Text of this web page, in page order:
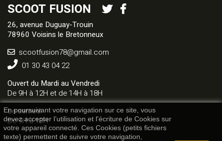
SCOOT FUSION
26, avenue Duguay-Trouin
78960 Voisins le Bretonneux
scootfusion78@gmail.com
01 30 43 04 22
Ouvert du Mardi au Vendredi
De 9H à 12H et de 14H à 18H
Le samedi
De 9H à 13H
En poursuivant votre navigation sur ce site, vous
devez accepter l’utilisation et l'écriture de Cookies sur
votre appareil connecté. Ces Cookies (petits fichiers
texte) permettent de suivre votre navigation,